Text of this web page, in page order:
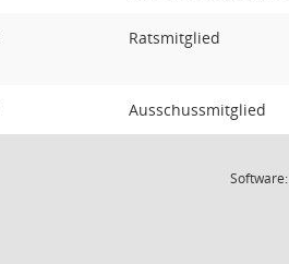
Ratsmitglied
Ausschussmitglied
Software: